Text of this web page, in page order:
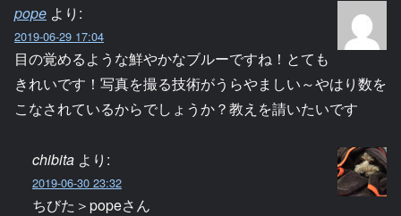
pope より:
2019-06-29 17:04
目の覚めるような鮮やかなブルーですね！とても
きれいです！写真を撮る技術がうらやましい～やはり数を
こなされているからでしょうか？教えを請いたいです
chibita より:
2019-06-30 23:32
ちびた＞popeさん